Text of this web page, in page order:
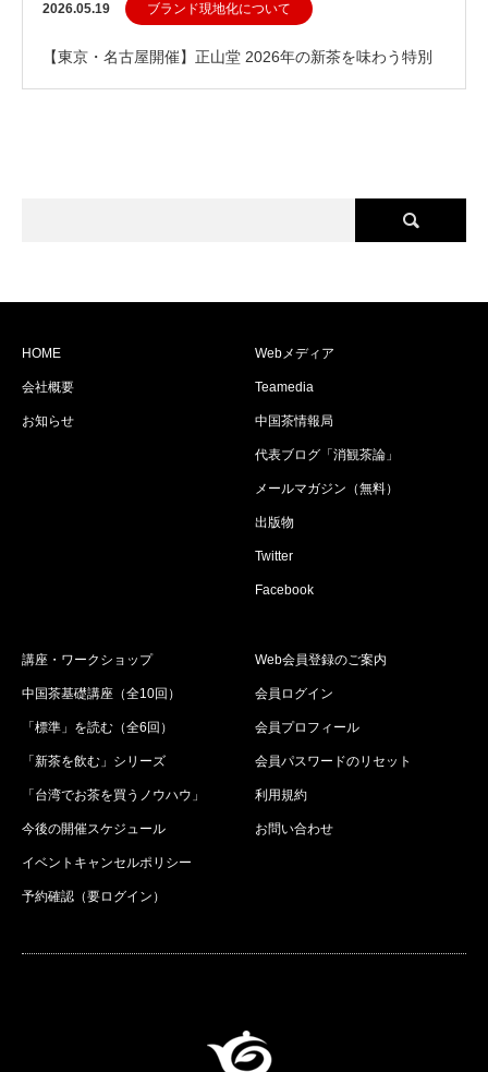
2026.05.19 ブランド現地化について
【東京・名古屋開催】正山堂 2026年の新茶を味わう特別
HOME
会社概要
お知らせ
Webメディア
Teamedia
中国茶情報局
代表ブログ「消観茶論」
メールマガジン（無料）
出版物
Twitter
Facebook
講座・ワークショップ
中国茶基礎講座（全10回）
「標準」を読む（全6回）
「新茶を飲む」シリーズ
「台湾でお茶を買うノウハウ」
今後の開催スケジュール
イベントキャンセルポリシー
予約確認（要ログイン）
Web会員登録のご案内
会員ログイン
会員プロフィール
会員パスワードのリセット
利用規約
お問い合わせ